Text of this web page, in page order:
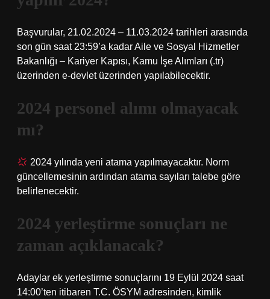
Başvurular, 21.02.2024 – 11.03.2024 tarihleri ​​arasında
son gün saat 23:59’a kadar Aile ve Sosyal Hizmetler
Bakanlığı – Kariyer Kapısı, Kamu İşe Alımları (.tr)
üzerinden e-devlet üzerinden yapılabilecektir.
2024 personel alımı olmayacak
mı?
2024 yılında yeni atama yapılmayacaktır. Norm
güncellemesinin ardından atama sayıları talebe göre
belirlenecektir.
2024 yerleştirme sonuçları ne
zaman açıklanacak?
Adaylar ek yerleştirme sonuçlarını 19 Eylül 2024 saat
14:00’ten itibaren T.C. ÖSYM adresinden, kimlik